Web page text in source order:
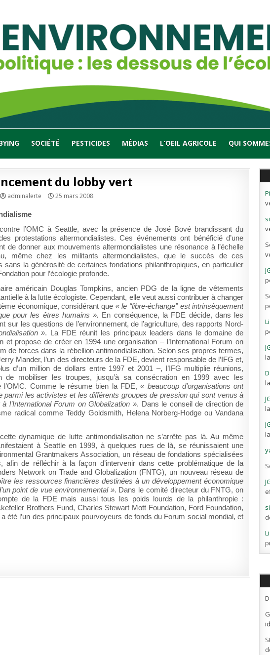
SOCIÉTÉ PESTICIDES MÉDIAS L’OEIL AGRICOLE QUI
du lobby vert
adminalerte 25 mars 2008
l’OMC à Seattle, avec la présence de José Bové brandissant du
protestations altermondialistes. Ces événements ont bénéficié d’une
de donner aux mouvements altermondialistes une résonance à l’échelle
même chez les militants altermondialistes, que le succès de ces
sans la générosité de certaines fondations philanthropiques, en particulier
pour l’écologie profonde.
américain Douglas Tompkins, ancien PDG de la ligne de vêtements
à la lutte écologiste. Cependant, elle veut aussi contribuer à changer
économique, considérant que « le “libre-échange” est intrinsèquement
pour les êtres humains ». En conséquence, la FDE décide, dans les
sur les questions de l’environnement, de l’agriculture, des rapports Nord-
». La FDE réunit les principaux leaders dans le domaine de
et propose de créer en 1994 une organisation – l’International Forum on
de forces dans la rébellion antimondialisation. Selon ses propres termes,
Mander, l’un des directeurs de la FDE, devient responsable de l’IFG et,
d’un million de dollars entre 1997 et 2001 –, l’IFG multiplie réunions,
de mobiliser les troupes, jusqu’à sa consécration en 1999 avec les
l’OMC. Comme le résume bien la FDE,« beaucoup d’organisations ont
parmi les activistes et les différents groupes de pression qui sont venus à
l’International Forum on Globalization ». Dans le conseil de direction de
radical comme Teddy Goldsmith, Helena Norberg-Hodge ou Vandana
dynamique de lutte antimondialisation ne s’arrête pas là. Au même
à Seattle en 1999, à quelques rues de là, se réunissaient une
Grantmakers Association, un réseau de fondations spécialisées
afin de réfléchir à la façon d’intervenir dans cette problématique de la
Network on Trade and Globalization (FNTG), un nouveau réseau de
les ressources financières destinées à un développement économique
point de vue environnemental ». Dans le comité directeur du FNTG, on
de la FDE mais aussi tous les poids lourds de la philanthropie :
Brothers Fund, Charles Stewart Mott Foundation, Ford Foundation,
été l’un des principaux pourvoyeurs de fonds du Forum social mondial, et